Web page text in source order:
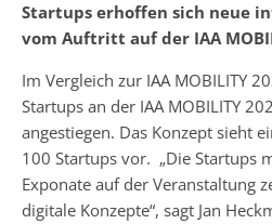
Startups erhoffen sich neue
vom Auftritt auf der IAA
Im Vergleich zur IAA MOBILITY
Startups an der IAA MOBILITY
angestiegen. Das Konzept sieht
100 Startups vor. „Die Startups
Exponate auf der Veranstaltung
digitale Konzepte“, sagt Jan